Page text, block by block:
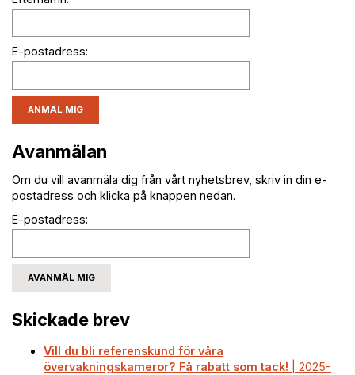
E-postadress:
Avanmälan
Om du vill avanmäla dig från vårt nyhetsbrev, skriv in din e-
postadress och klicka på knappen nedan.
E-postadress:
Skickade brev
Vill du bli referenskund för våra
övervakningskameror? Få rabatt som tack! | 2025-